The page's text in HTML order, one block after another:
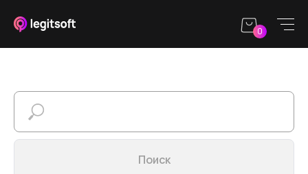
0
sales@legitsoft.ru
Поиск